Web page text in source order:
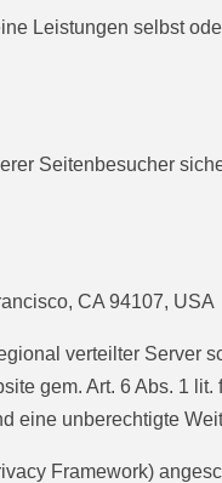
Leistungen selbst
Seitenbesucher
CA 94107, USA
verteilter Server
gem. Art. 6 Abs. 1
eine unberechtigte
Framework)